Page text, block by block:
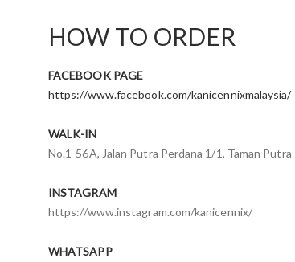
HOW TO ORDER
FACEBOOK PAGE
https://www.facebook.com/kanicennixmalaysia/
WALK-IN
No.1-56A, Jalan Putra Perdana 1/1, Taman
INSTAGRAM
https://www.instagram.com/kanicennix/
WHATSAPP